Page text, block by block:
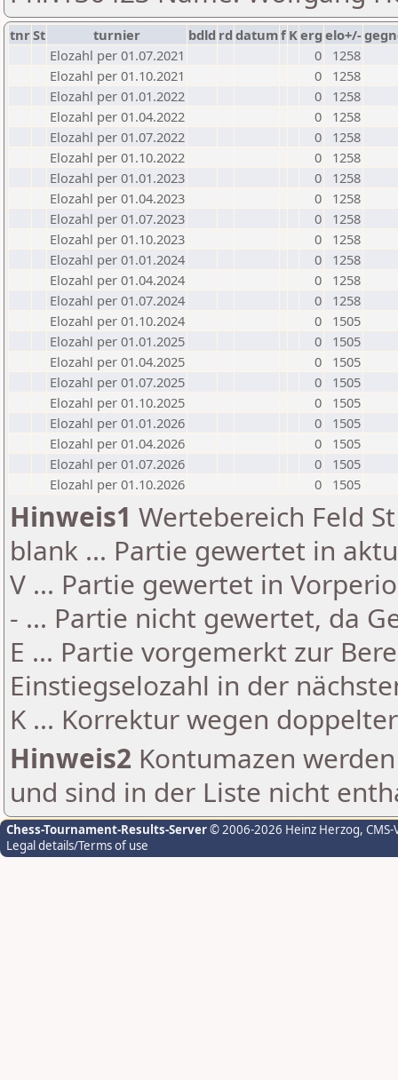
tnrSt turnier bdld rd datumf Kerg elo+/-
Elozahl per 01.07.2021
0
1258
Elozahl per 01.10.2021
0
1258
Elozahl per 01.01.2022
0
1258
Elozahl per 01.04.2022
0
1258
Elozahl per 01.07.2022
0
1258
Elozahl per 01.10.2022
0
1258
Elozahl per 01.01.2023
0
1258
Elozahl per 01.04.2023
0
1258
Elozahl per 01.07.2023
0
1258
Elozahl per 01.10.2023
0
1258
Elozahl per 01.01.2024
0
1258
Elozahl per 01.04.2024
0
1258
Elozahl per 01.07.2024
0
1258
Elozahl per 01.10.2024
0
1505
Elozahl per 01.01.2025
0
1505
Elozahl per 01.04.2025
0
1505
Elozahl per 01.07.2025
0
1505
Elozahl per 01.10.2025
0
1505
Elozahl per 01.01.2026
0
1505
Elozahl per 01.04.2026
0
1505
Elozahl per 01.07.2026
0
1505
Elozahl per 01.10.2026
0 1505
Hinweis1 Wertebereich Feld
blank ... Partie gewertet in
V ... Partie gewertet in
- ... Partie nicht gewertet, da
E ... Partie vorgemerkt zur
Einstiegselozahl in der
K ... Korrektur wegen
Hinweis2 Kontumazen
und sind in der Liste nicht
Chess-Tournament-Results-Server© 2006-2026 Heinz Herzog,
Legal details/Terms of use